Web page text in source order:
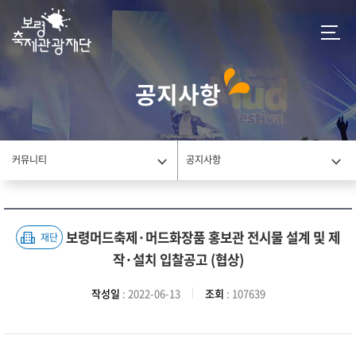
공지사항
커뮤니티 공지사항
재단 보령머드축제·머드화장품 홍보관 전시물 설계 및 제
작·설치 입찰공고 (협상)
작성일 : 2022-06-13 조회 : 107639